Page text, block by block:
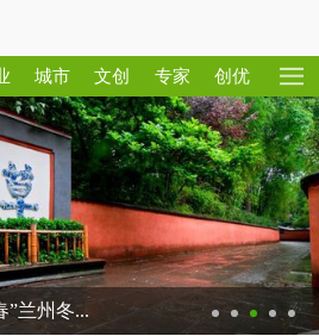
城市 文创 专家 创优
冬...